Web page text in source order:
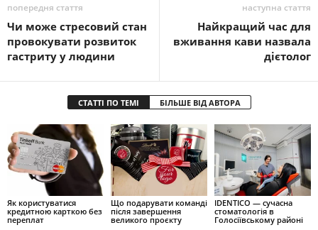
попередня стаття
Чи може стресовий стан
провокувати розвиток
гастриту у людини
наступна стаття
Найкращий час для
вживання кави назвала
дієтолог
СТАТТІ ПО ТЕМІ БІЛЬШЕ ВІД АВТОРА
Як користуватися
кредитною карткою без
переплат
Що подарувати команді
після завершення
великого проєкту
IDENTICO — сучасна
стоматологія в
Голосіївському районі